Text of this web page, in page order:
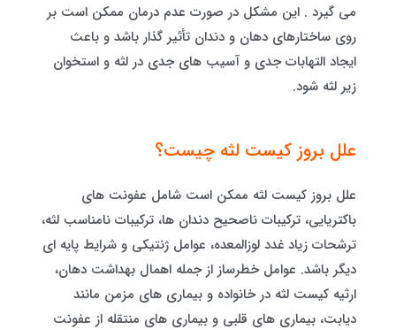
می گیرد . این مشکل در صورت عدم درمان ممکن است بر
روی ساختارهای دهان و دندان تأثیر گذار باشد و باعث
ایجاد التهابات جدی و آسیب های جدی در لثه و استخوان
زیر لثه شود.
علل بروز کیست لثه چیست؟
علل بروز کیست لثه ممکن است شامل عفونت های
باکتریایی، ترکیبات ناصحیح دندان ها، ترکیبات نامناسب لثه،
ترشحات زیاد غدد لوزالمعده، عوامل ژنتیکی و شرایط پایه ای
دیگر باشد. عوامل خطرساز از جمله اهمال بهداشت دهان،
ارثیه کیست لثه در خانواده و بیماری های مزمن مانند
دیابت، بیماری های قلبی و بیماری های منتقله از عفونت